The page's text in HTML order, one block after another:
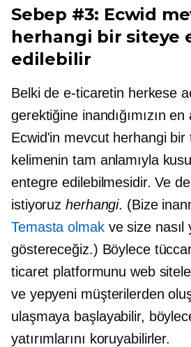
Sebep #3: Ecwid
herhangi bir siteye
edilebilir
Belki de e-ticaretin herkese
gerektiğine inandığımızın
Ecwid'in mevcut herhangi bir
kelimenin tam anlamıyla
entegre edilebilmesidir. Ve
istiyoruzherhangi. (Bize
Temasta olmakve size nasıl
göstereceğiz.) Böylece
ticaret platformunu web
ve yepyeni müşterilerden
ulaşmaya başlayabilir,
yatırımlarını koruyabilirler.